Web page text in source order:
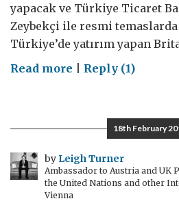
yapacak ve Türkiye Ticaret
Zeybekçi ile resmi temaslarda
Türkiye’de yatırım yapan
Read more on
Türkiye:
İyi
işler
yapmak
Reply (1)
18th February
by Leigh Turner
Ambassador to Austria and UK
the United Nations and other
Vienna